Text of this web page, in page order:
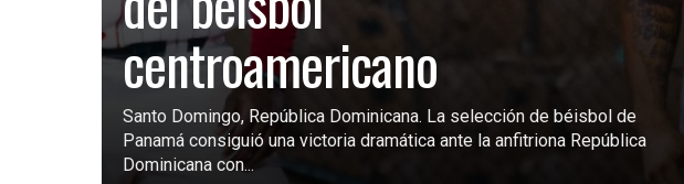
centroamericano
Santo Domingo, República Dominicana. La selección de béisbol de
Panamá consiguió una victoria dramática ante la anfitriona República
Dominicana con...